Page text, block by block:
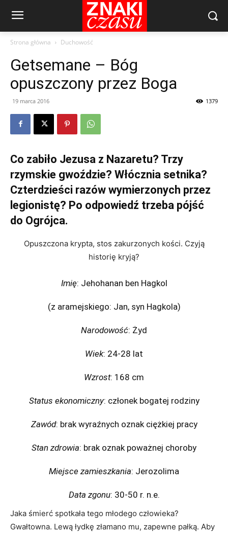
Strona główna Duchowość
Getsemane – Bóg
opuszczony przez Boga
19 marca 2016 1379
Co zabiło Jezusa z Nazaretu? Trzy
rzymskie gwoździe? Włócznia setnika?
Czterdzieści razów wymierzonych przez
legionistę? Po odpowiedź trzeba pójść
do Ogrójca.
Opuszczona krypta, stos zakurzonych kości. Czyją
historię kryją?
Imię: Jehohanan ben Hagkol
(z aramejskiego: Jan, syn Hagkola)
Narodowość: Żyd
Wiek: 24-28 lat
Wzrost: 168 cm
Status ekonomiczny: członek bogatej rodziny
Zawód: brak wyraźnych oznak ciężkiej pracy
Stan zdrowia: brak oznak poważnej choroby
Miejsce zamieszkania: Jerozolima
Data zgonu: 30-50 r. n.e.
Jaka śmierć spotkała tego młodego człowieka?
Gwałtowna. Lewą łydkę złamano mu, zapewne pałką. Aby